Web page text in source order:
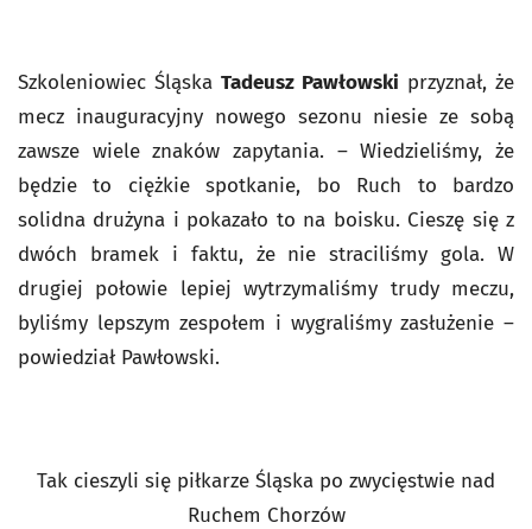
Szkoleniowiec Śląska Tadeusz Pawłowski przyznał, że
mecz inauguracyjny nowego sezonu niesie ze sobą
zawsze wiele znaków zapytania. – Wiedzieliśmy, że
będzie to ciężkie spotkanie, bo Ruch to bardzo
solidna drużyna i pokazało to na boisku. Cieszę się z
dwóch bramek i faktu, że nie straciliśmy gola. W
drugiej połowie lepiej wytrzymaliśmy trudy meczu,
byliśmy lepszym zespołem i wygraliśmy zasłużenie –
powiedział Pawłowski.
Tak cieszyli się piłkarze Śląska po zwycięstwie nad
Ruchem Chorzów